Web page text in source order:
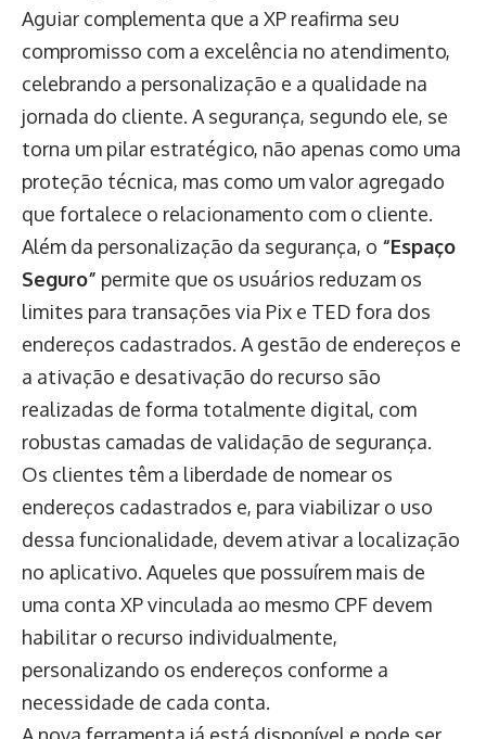
Aguiar complementa que a XP reafirma seu
compromisso com a excelência no atendimento,
celebrando a personalização e a qualidade na
jornada do cliente. A segurança, segundo ele, se
torna um pilar estratégico, não apenas como uma
proteção técnica, mas como um valor agregado
que fortalece o relacionamento com o cliente.
Além da personalização da segurança, o “Espaço
Seguro” permite que os usuários reduzam os
limites para transações via Pix e TED fora dos
endereços cadastrados. A gestão de endereços e
a ativação e desativação do recurso são
realizadas de forma totalmente digital, com
robustas camadas de validação de segurança.
Os clientes têm a liberdade de nomear os
endereços cadastrados e, para viabilizar o uso
dessa funcionalidade, devem ativar a localização
no aplicativo. Aqueles que possuírem mais de
uma conta XP vinculada ao mesmo CPF devem
habilitar o recurso individualmente,
personalizando os endereços conforme a
necessidade de cada conta.